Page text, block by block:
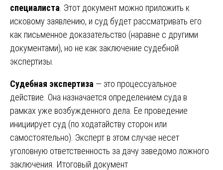
специалиста . Этот документ можно приложить к
исковому заявлению, и суд будет рассматривать его
как письменное доказательство (наравне с другими
документами), но не как заключение судебной
экспертизы.
Судебная экспертиза — это процессуальное
действие. Она назначается определением суда в
рамках уже возбужденного дела. Ее проведение
инициирует суд (по ходатайству сторон или
самостоятельно). Эксперт в этом случае несет
уголовную ответственность за дачу заведомо ложного
заключения. Итоговый документ